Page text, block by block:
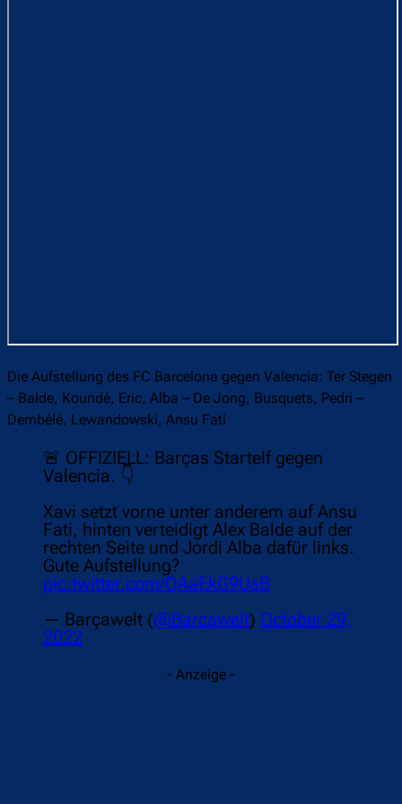
Die Aufstellung des FC Barcelona gegen Valencia: Ter Stegen
– Balde, Koundé, Eric, Alba – De Jong, Busquets, Pedri –
Dembélé, Lewandowski, Ansu Fati
🚨 OFFIZIELL: Barças Startelf gegen
Valencia. 👇
Xavi setzt vorne unter anderem auf Ansu
Fati, hinten verteidigt Alex Balde auf der
rechten Seite und Jordi Alba dafür links.
Gute Aufstellung?
pic.twitter.com/QAaEkG9UsB
— Barçawelt (@Barcawelt) October 29,
2022
- Anzeige -